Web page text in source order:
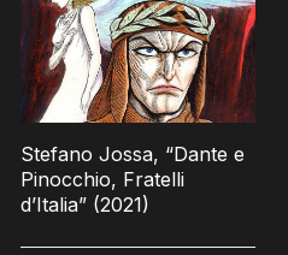
Stefano Jossa, “Dante e
Pinocchio, Fratelli
d’Italia” (2021)